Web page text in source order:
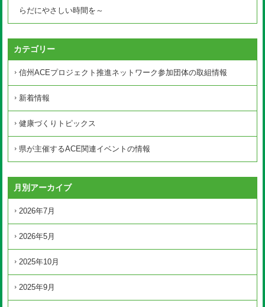
らだにやさしい時間を～
カテゴリー
信州ACEプロジェクト推進ネットワーク参加団体の取組情報
新着情報
健康づくりトピックス
県が主催するACE関連イベントの情報
月別アーカイブ
2026年7月
2026年5月
2025年10月
2025年9月